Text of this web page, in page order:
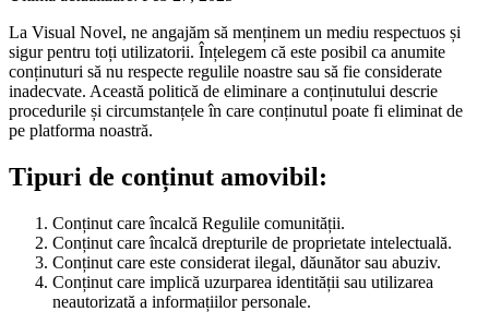
La Visual Novel, ne angajăm să menținem un mediu respectuos și
sigur pentru toți utilizatorii. Înțelegem că este posibil ca anumite
conținuturi să nu respecte regulile noastre sau să fie considerate
inadecvate. Această politică de eliminare a conținutului descrie
procedurile și circumstanțele în care conținutul poate fi eliminat de
pe platforma noastră.
Tipuri de conținut amovibil:
Conținut care încalcă Regulile comunității.
Conținut care încalcă drepturile de proprietate intelectuală.
Conținut care este considerat ilegal, dăunător sau abuziv.
Conținut care implică uzurparea identității sau utilizarea
neautorizată a informațiilor personale.